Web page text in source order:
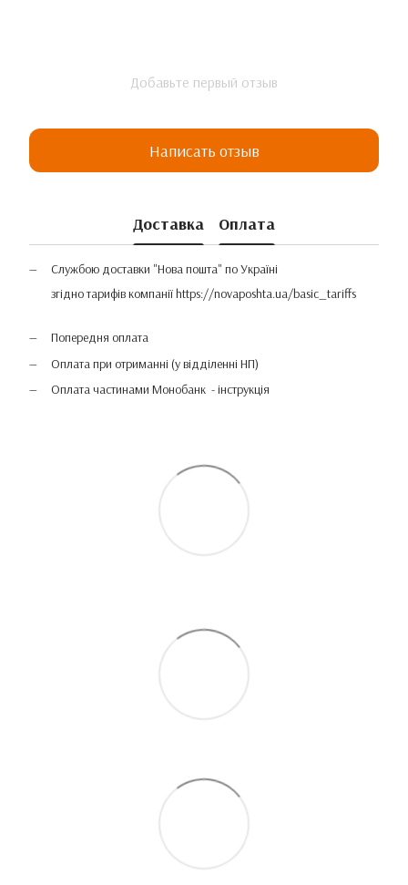
Добавьте первый отзыв
Написать отзыв
Доставка Оплата
Службою доставки "Нова пошта" по Україні
згідно тарифів компаніїhttps://novaposhta.ua/basic_tariffs
Попередня оплата
Оплата при отриманні (у відділенні НП)
Оплата частинами Монобанк - інструкція